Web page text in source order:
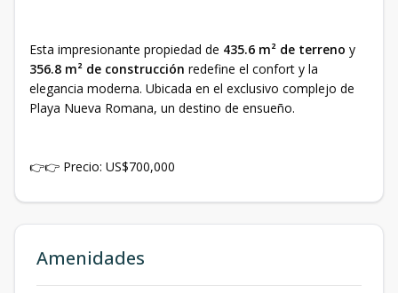
Esta impresionante propiedad de 435.6 m² de terreno y
356.8 m² de construcción redefine el confort y la
elegancia moderna. Ubicada en el exclusivo complejo de
Playa Nueva Romana, un destino de ensueño.
👉👉 Precio: US$700,000
Amenidades